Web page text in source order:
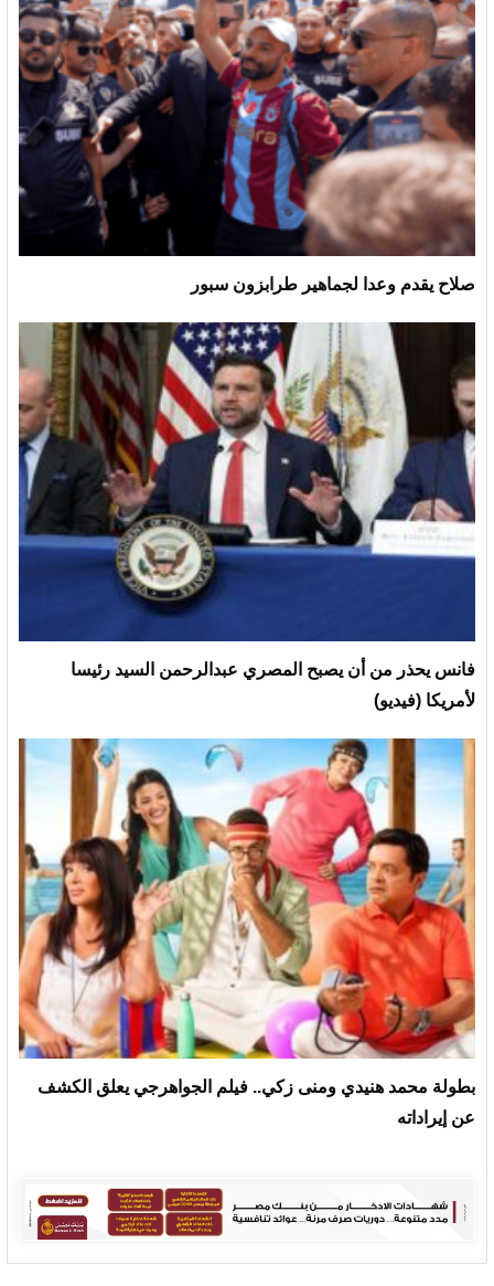
صلاح يقدم وعدا لجماهير طرابزون سبور
فانس يحذر من أن يصبح المصري عبدالرحمن السيد رئيسا
لأمريكا (فيديو)
بطولة محمد هنيدي ومنى زكي.. فيلم الجواهرجي يعلق الكشف
عن إيراداته